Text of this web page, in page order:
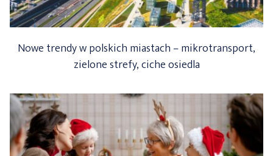
Nowe trendy w polskich miastach – mikrotransport,
zielone strefy, ciche osiedla